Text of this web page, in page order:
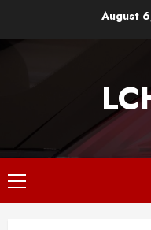
August
Primary
Menu